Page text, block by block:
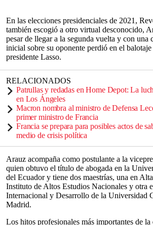
En las elecciones presidenciales de 2021,
también escogió a otro virtual desconocido,
pesar de llegar a la segunda vuelta y con una
inicial sobre su oponente perdió en el balotaje
presidente Lasso.
RELACIONADOS
Patrullas y redadas en Home Depot: La
en Los Ángeles
Macron nombra al ministro de Defensa
primer ministro de Francia
Francia se prepara para posibles actos de
medio de crisis política
Arauz acompaña como postulante a la
quien obtuvo el título de abogada en la
del Ecuador y tiene dos maestrías, una en
Instituto de Altos Estudios Nacionales y otra
Internacional y Desarrollo de la Universidad
Madrid.
Los hitos profesionales más importantes de la